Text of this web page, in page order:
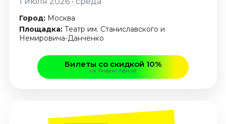
Январь 2027
Стендап
Август 2026
Октябрь 2026
Ноябрь 2026
Город: Москва
Площадка: Театр им. Станиславского и
Немировича­-Данченко
Билеты со скидкой 10%
на Яндекс Афише